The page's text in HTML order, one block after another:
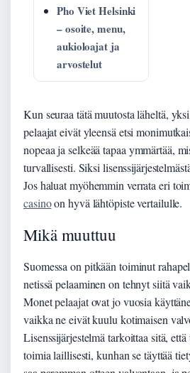
Pho Viet Helsinki
– osoite, menu,
aukioloajat ja
arvostelut
Kun seuraa tätä muutosta läheltä,
pelaajat eivät yleensä etsi
nopeaa ja selkeää tapaa ymmärtää,
turvallisesti. Siksi
Jos haluat myöhemmin verrata eri
casinoon hyvä lähtöpiste vertailulle.
Mikä muuttuu
Suomessa on pitkään toiminut
netissä pelaaminen on tehnyt siitä
Monet pelaajat ovat jo vuosia
vaikka ne eivät kuulu kotimaisen
Lisenssijärjestelmä tarkoittaa sitä,
toimia laillisesti, kunhan se täyttää